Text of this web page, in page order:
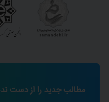
مطالب جدید را از دست